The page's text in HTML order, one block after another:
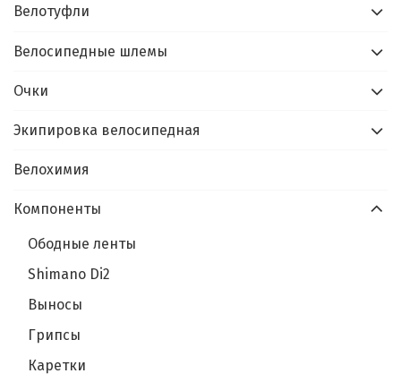
Велотуфли
Велосипедные шлемы
Очки
Экипировка велосипедная
Велохимия
Компоненты
Ободные ленты
Shimano Di2
Выносы
Грипсы
Каретки